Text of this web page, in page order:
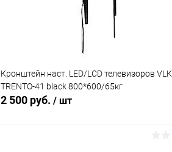
Кронштейн наст. LED/LCD телевизоров VLK
TRENTO-41 black 800*600/65кг
2 500 руб. / шт